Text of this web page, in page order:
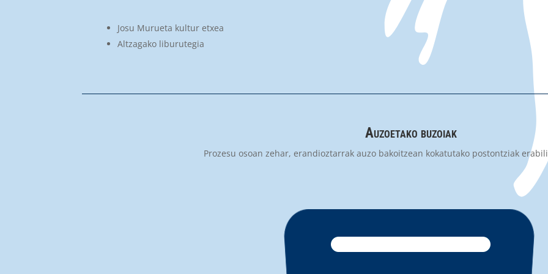
Josu Murueta kultur etxea
Altzagako liburutegia
Auzoetako buzoiak
Prozesu osoan zehar, erandioztarrak auzo bakoitzean kokatutako postontziak